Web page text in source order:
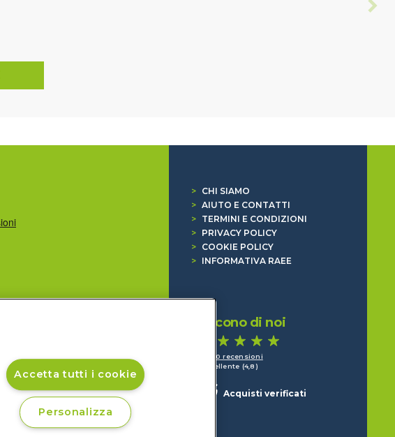
>
CHI SIAMO
> AIUTO E CONTATTI
>
TERMINI E CONDIZIONI
>
PRIVACY POLICY
>
COOKIE POLICY
>
INFORMATIVA RAEE
Dicono di noi
1.640 recensioni
Eccellente (4,8)
Acquisti verificati
Accetta tutti i cookie
Personalizza